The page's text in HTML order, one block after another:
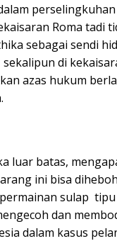
Roma tadi
sebagai sendi
di
azas hukum
luar batas,
ini bisa
sulap
dan
dalam kasus